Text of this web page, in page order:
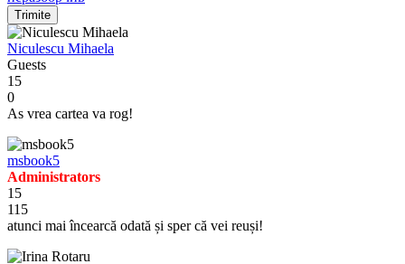
Trimite
Niculescu Mihaela
Guests
15
0
As vrea cartea va rog!
msbook5
Administrators
15
115
atunci mai încearcă odată și sper că vei reuși!